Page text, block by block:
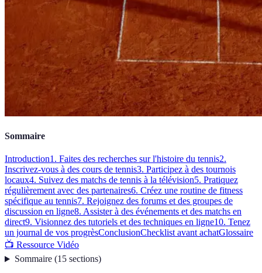
Sommaire
Introduction1. Faites des recherches sur l'histoire du tennis2.
Inscrivez-vous à des cours de tennis3. Participez à des tournois
locaux4. Suivez des matchs de tennis à la télévision5. Pratiquez
régulièrement avec des partenaires6. Créez une routine de fitness
spécifique au tennis7. Rejoignez des forums et des groupes de
discussion en ligne8. Assister à des événements et des matchs en
direct9. Visionnez des tutoriels et des techniques en ligne10. Tenez
un journal de vos progrèsConclusionChecklist avant achatGlossaire
📺 Ressource Vidéo
Sommaire(15 sections)